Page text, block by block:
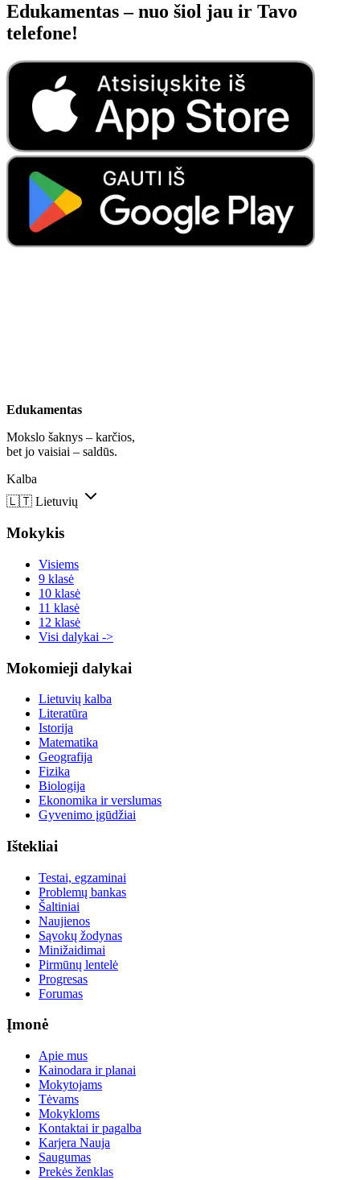
Edukamentas – nuo šiol jau ir Tavo
telefone!
Edukamentas
Mokslo šaknys – karčios,
bet jo vaisiai – saldūs.
Kalba
🇱🇹 Lietuvių
Mokykis
Visiems
9 klasė
10 klasė
11 klasė
12 klasė
Visi dalykai ->
Mokomieji dalykai
Lietuvių kalba
Literatūra
Istorija
Matematika
Geografija
Fizika
Biologija
Ekonomika ir verslumas
Gyvenimo įgūdžiai
Ištekliai
Testai, egzaminai
Problemų bankas
Šaltiniai
Naujienos
Sąvokų žodynas
Minižaidimai
Pirmūnų lentelė
Progresas
Forumas
Įmonė
Apie mus
Kainodara ir planai
Mokytojams
Tėvams
Mokykloms
Kontaktai ir pagalba
Karjera Nauja
Saugumas
Prekės ženklas